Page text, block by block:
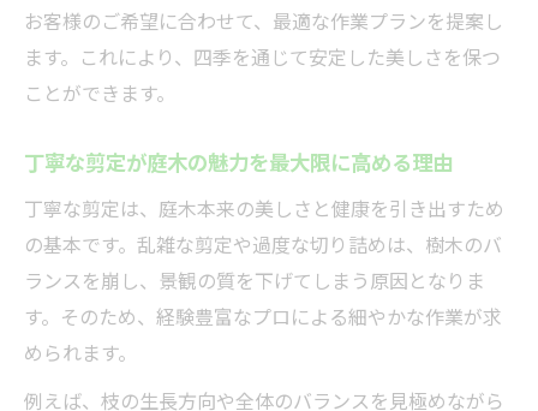
剪定機械操作で病害虫を予防するポイント
健康な庭木へ導く剪定タイミングの見極め
方
適切な剪定で庭木の成長をサポートする方
法
長与町で依頼する剪定の注意ポイント
剪定機械操作依頼時に確認したい注意点集
剪定を業者に依頼する際の適切な選び方
剪定作業時のトラブルを防ぐ事前準備とは
お客様のご希望に合わせて、最適な作業プランを提案し
ます。これにより、四季を通じて安定した美しさを保つ
ことができます。
丁寧な剪定が庭木の魅力を最大限に高める理由
丁寧な剪定は、庭木本来の美しさと健康を引き出すため
の基本です。乱雑な剪定や過度な切り詰めは、樹木のバ
ランスを崩し、景観の質を下げてしまう原因となりま
す。そのため、経験豊富なプロによる細やかな作業が求
められます。
例えば、枝の生長方向や全体のバランスを見極めながら